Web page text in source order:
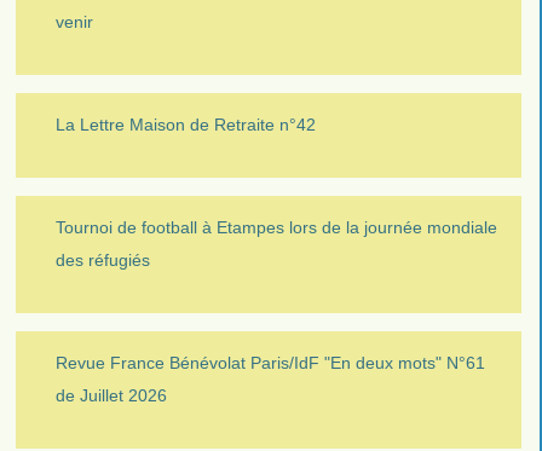
venir
La Lettre Maison de Retraite n°42
Tournoi de football à Etampes lors de la journée mondiale
des réfugiés
Revue France Bénévolat Paris/IdF "En deux mots" N°61
de Juillet 2026